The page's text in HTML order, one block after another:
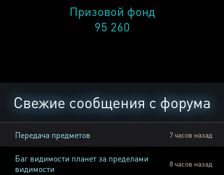
Призовой фонд
95 260
Свежие сообщения с форума
Передача предметов 7 часов назад
Баг видимости планет за пределами
видимости
8 часов назад